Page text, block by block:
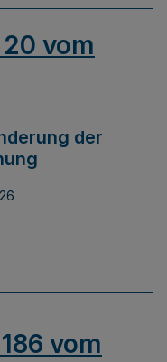
20 vom
der
vom